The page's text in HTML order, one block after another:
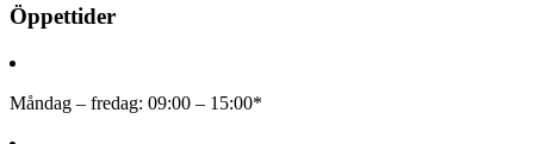
Öppettider
Måndag – fredag: 09:00 – 15:00*